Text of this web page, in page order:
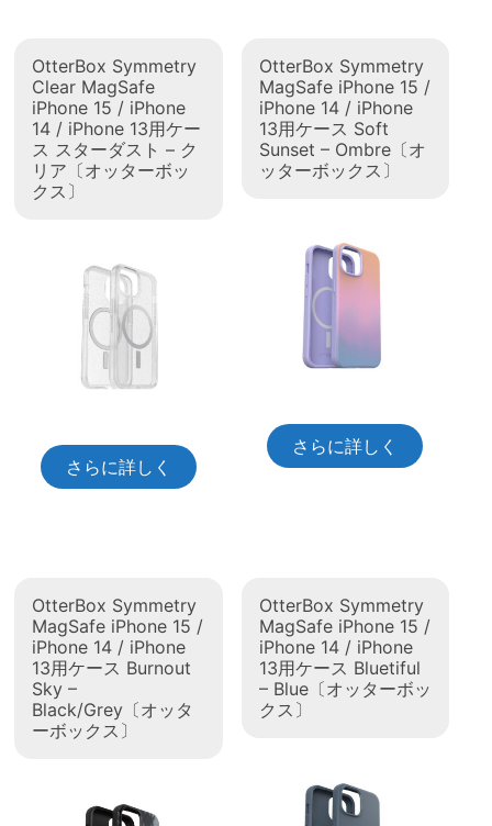
OtterBox Symmetry
Clear MagSafe
iPhone 15 / iPhone
14 / iPhone 13用ケー
ス スターダスト – ク
リア〔オッターボッ
クス〕
さらに詳しく
OtterBox Symmetry
MagSafe iPhone 15 /
iPhone 14 / iPhone
13用ケース Soft
Sunset – Ombre〔オ
ッターボックス〕
さらに詳しく
OtterBox Symmetry
MagSafe iPhone 15 /
iPhone 14 / iPhone
13用ケース Burnout
Sky –
Black/Grey〔オッタ
ーボックス〕
OtterBox Symmetry
MagSafe iPhone 15 /
iPhone 14 / iPhone
13用ケース Bluetiful
– Blue〔オッターボッ
クス〕